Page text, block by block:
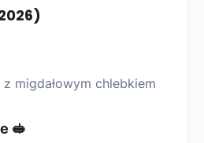
migdałowym chlebkiem
🥪